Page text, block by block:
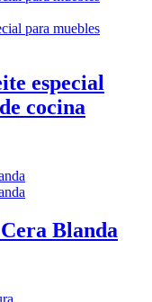
especial
cocina
Blanda